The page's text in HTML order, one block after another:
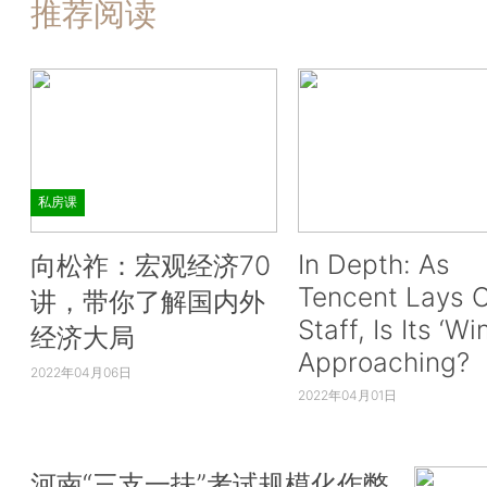
推荐阅读
私房课
向松祚：宏观经济70
讲，带你了解国内外
经济大局
2022年04月06日
In Depth: As
Tencent Lays
Staff, Is Its
Approaching?
2022年04月01日